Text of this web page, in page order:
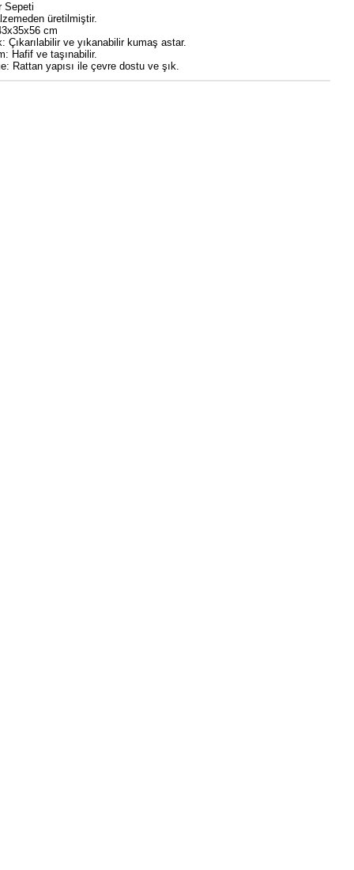
Sepeti
üretilmiştir.
cm
Çıkarılabilir ve yıkanabilir kumaş astar.
Hafif ve taşınabilir.
Rattan yapısı ile çevre dostu ve şık.